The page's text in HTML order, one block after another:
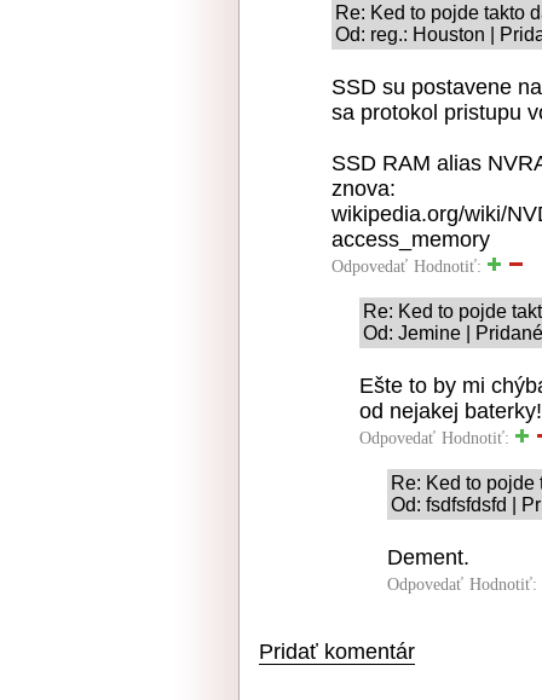
Re: Ked to pojde takto
Od: reg.: Houston |
SSD su postavene
sa protokol pristupu
SSD RAM alias
znova:
wikipedia.org/wiki/
access_memory
Odpovedať Hodnotiť:
Re: Ked to pojde
Od: Jemine |
Ešte to by mi
od nejakej baterky!
Odpovedať Hodnotiť:
Re: Ked to pojde
Od: fsdfsfdsfd |
Dement.
Odpovedať Hodnotiť:
Pridať komentár